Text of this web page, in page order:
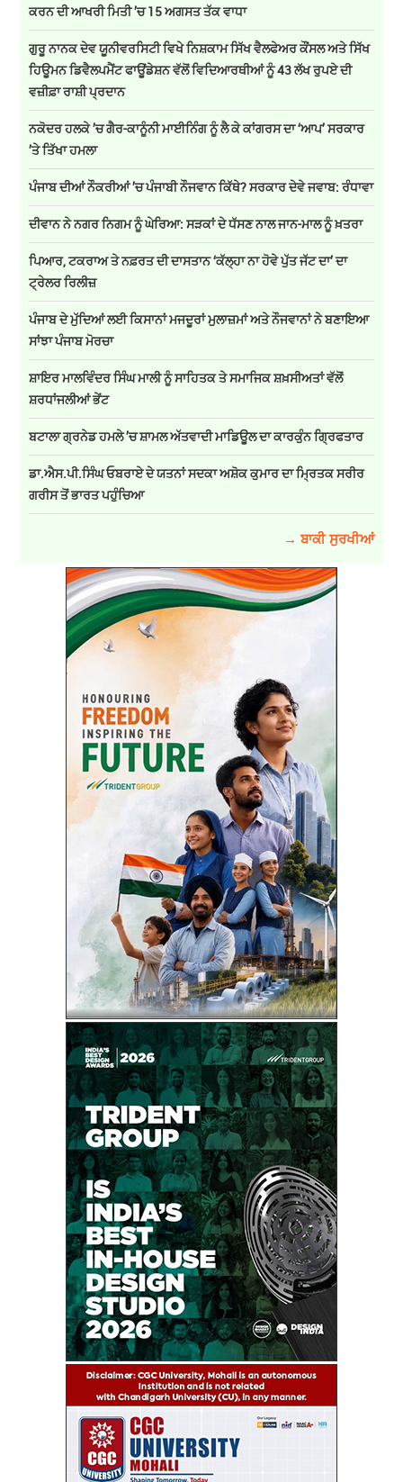
ਕਰਨ ਦੀ ਆਖਰੀ ਮਿਤੀ ’ਚ 15 ਅਗਸਤ ਤੱਕ ਵਾਧਾ
ਗੁਰੂ ਨਾਨਕ ਦੇਵ ਯੂਨੀਵਰਸਿਟੀ ਵਿਖੇ ਨਿਸ਼ਕਾਮ ਸਿੱਖ ਵੈਲਫੇਅਰ ਕੌਂਸਲ ਅਤੇ ਸਿੱਖ
ਹਿਊਮਨ ਡਿਵੈਲਪਮੈਂਟ ਫਾਊਂਡੇਸ਼ਨ ਵੱਲੋਂ ਵਿਦਿਆਰਥੀਆਂ ਨੂੰ 43 ਲੱਖ ਰੁਪਏ ਦੀ
ਵਜ਼ੀਫ਼ਾ ਰਾਸ਼ੀ ਪ੍ਰਦਾਨ
ਨਕੋਦਰ ਹਲਕੇ ’ਚ ਗੈਰ-ਕਾਨੂੰਨੀ ਮਾਈਨਿੰਗ ਨੂੰ ਲੈ ਕੇ ਕਾਂਗਰਸ ਦਾ ‘ਆਪ’ ਸਰਕਾਰ
’ਤੇ ਤਿੱਖਾ ਹਮਲਾ
ਪੰਜਾਬ ਦੀਆਂ ਨੌਕਰੀਆਂ ’ਚ ਪੰਜਾਬੀ ਨੌਜਵਾਨ ਕਿੱਥੇ? ਸਰਕਾਰ ਦੇਵੇ ਜਵਾਬ: ਰੰਧਾਵਾ
ਦੀਵਾਨ ਨੇ ਨਗਰ ਨਿਗਮ ਨੂੰ ਘੇਰਿਆ: ਸੜਕਾਂ ਦੇ ਧੱਸਣ ਨਾਲ ਜਾਨ-ਮਾਲ ਨੂੰ ਖ਼ਤਰਾ
ਪਿਆਰ, ਟਕਰਾਅ ਤੇ ਨਫ਼ਰਤ ਦੀ ਦਾਸਤਾਨ ‘ਕੱਲ੍ਹਾ ਨਾ ਹੋਵੇ ਪੁੱਤ ਜੱਟ ਦਾ’ ਦਾ
ਟ੍ਰੇਲਰ ਰਿਲੀਜ਼
ਪੰਜਾਬ ਦੇ ਮੁੱਦਿਆਂ ਲਈ ਕਿਸਾਨਾਂ ਮਜਦੂਰਾਂ ਮੁਲਾਜ਼ਮਾਂ ਅਤੇ ਨੌਜਵਾਨਾਂ ਨੇ ਬਣਾਇਆ
ਸਾਂਝਾ ਪੰਜਾਬ ਮੋਰਚਾ
ਸ਼ਾਇਰ ਮਾਲਵਿੰਦਰ ਸਿੰਘ ਮਾਲੀ ਨੂੰ ਸਾਹਿਤਕ ਤੇ ਸਮਾਜਿਕ ਸ਼ਖ਼ਸੀਅਤਾਂ ਵੱਲੋਂ
ਸ਼ਰਧਾਂਜਲੀਆਂ ਭੇਂਟ
ਬਟਾਲਾ ਗ੍ਰਨੇਡ ਹਮਲੇ ’ਚ ਸ਼ਾਮਲ ਅੱਤਵਾਦੀ ਮਾਡਿਊਲ ਦਾ ਕਾਰਕੁੰਨ ਗ੍ਰਿਫਤਾਰ
ਡਾ.ਐਸ.ਪੀ.ਸਿੰਘ ਓਬਰਾਏ ਦੇ ਯਤਨਾਂ ਸਦਕਾ ਅਸ਼ੋਕ ਕੁਮਾਰ ਦਾ ਮ੍ਰਿਤਕ ਸਰੀਰ
ਗਰੀਸ ਤੋਂ ਭਾਰਤ ਪਹੁੰਚਿਆ
→ ਬਾਕੀ ਸੁਰਖੀਆਂ